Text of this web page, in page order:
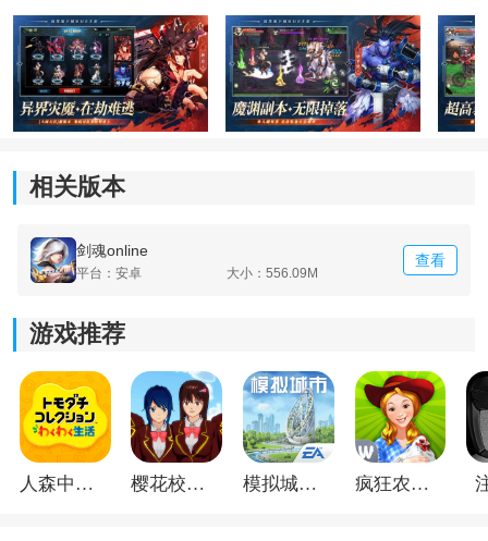
2. 副本玩法种类不少，包括单人、副本挑战、英雄模式
以及深渊玩法，是获取装备、经验和资源的重要途径。
3. 操作模式自由度较高，不同玩家都能找到适合自己的
3、深度社交：
1. 游戏内提供实时PK、组队副本等互动玩法。
验。
3. 帮派团战等多人活动更强调团队协作，也让后期玩法
更加热闹。
相关版本
剑魂online
平台：安卓 大小：556.09M
查看
游戏推荐
人森中文版 樱花校园模拟器1.048.00中文版 模拟城市我是巿长联机版 疯狂农场3美国派19